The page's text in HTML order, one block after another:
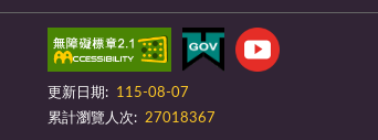
更新日期:
115-08-07
累計瀏覽人次: 27018367